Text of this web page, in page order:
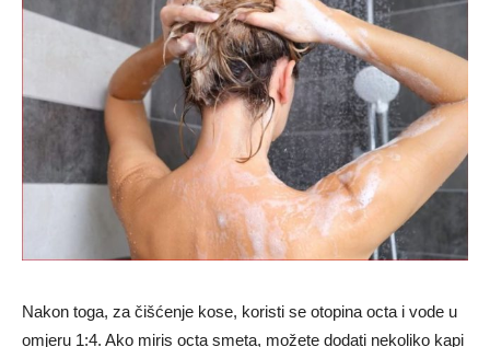
Nakon toga, za čišćenje kose, koristi se otopina octa i vode u
omjeru 1:4. Ako miris octa smeta, možete dodati nekoliko kapi